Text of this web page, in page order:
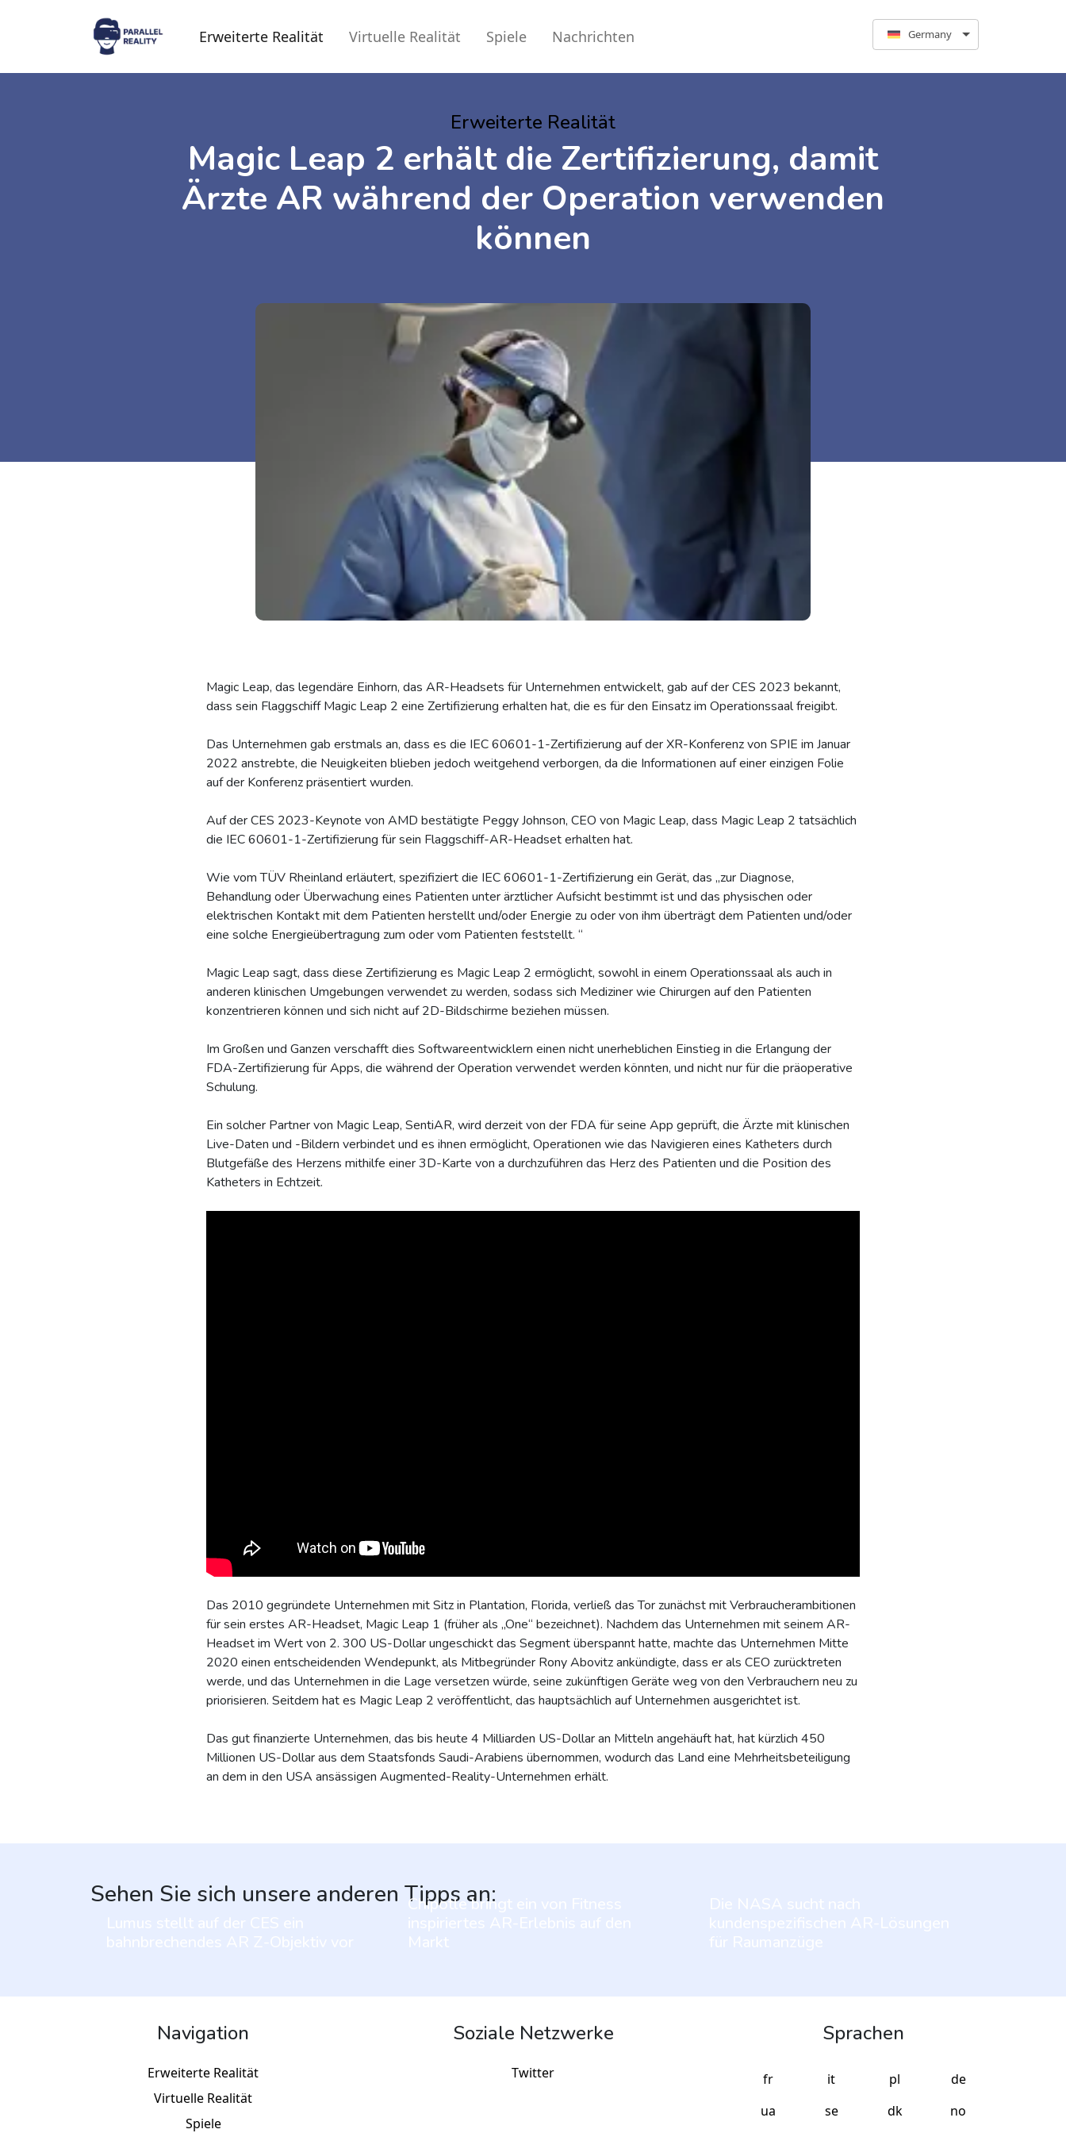
Erweiterte Realität Virtuelle Realität Spiele Nachrichten Germany
Erweiterte Realität
Magic Leap 2 erhält die Zertifizierung, damit
Ärzte AR während der Operation verwenden
können
Magic Leap, das legendäre Einhorn, das AR-Headsets für Unternehmen entwickelt, gab auf der CES 2023 bekannt,
dass sein Flaggschiff Magic Leap 2 eine Zertifizierung erhalten hat, die es für den Einsatz im Operationssaal freigibt.
Das Unternehmen gab erstmals an, dass es die IEC 60601-1-Zertifizierung auf der XR-Konferenz von SPIE im Januar
2022 anstrebte, die Neuigkeiten blieben jedoch weitgehend verborgen, da die Informationen auf einer einzigen Folie
auf der Konferenz präsentiert wurden.
Auf der CES 2023-Keynote von AMD bestätigte Peggy Johnson, CEO von Magic Leap, dass Magic Leap 2 tatsächlich
die IEC 60601-1-Zertifizierung für sein Flaggschiff-AR-Headset erhalten hat.
Wie vom TÜV Rheinland erläutert, spezifiziert die IEC 60601-1-Zertifizierung ein Gerät, das „zur Diagnose,
Behandlung oder Überwachung eines Patienten unter ärztlicher Aufsicht bestimmt ist und das physischen oder
elektrischen Kontakt mit dem Patienten herstellt und/oder Energie zu oder von ihm überträgt dem Patienten und/oder
eine solche Energieübertragung zum oder vom Patienten feststellt. “
Magic Leap sagt, dass diese Zertifizierung es Magic Leap 2 ermöglicht, sowohl in einem Operationssaal als auch in
anderen klinischen Umgebungen verwendet zu werden, sodass sich Mediziner wie Chirurgen auf den Patienten
konzentrieren können und sich nicht auf 2D-Bildschirme beziehen müssen.
Im Großen und Ganzen verschafft dies Softwareentwicklern einen nicht unerheblichen Einstieg in die Erlangung der
FDA-Zertifizierung für Apps, die während der Operation verwendet werden könnten, und nicht nur für die präoperative
Schulung.
Ein solcher Partner von Magic Leap, SentiAR, wird derzeit von der FDA für seine App geprüft, die Ärzte mit klinischen
Live-Daten und -Bildern verbindet und es ihnen ermöglicht, Operationen wie das Navigieren eines Katheters durch
Blutgefäße des Herzens mithilfe einer 3D-Karte von a durchzuführen das Herz des Patienten und die Position des
Katheters in Echtzeit.
Das 2010 gegründete Unternehmen mit Sitz in Plantation, Florida, verließ das Tor zunächst mit Verbraucherambitionen
für sein erstes AR-Headset, Magic Leap 1 (früher als „One“ bezeichnet). Nachdem das Unternehmen mit seinem AR-
Headset im Wert von 2. 300 US-Dollar ungeschickt das Segment überspannt hatte, machte das Unternehmen Mitte
2020 einen entscheidenden Wendepunkt, als Mitbegründer Rony Abovitz ankündigte, dass er als CEO zurücktreten
werde, und das Unternehmen in die Lage versetzen würde, seine zukünftigen Geräte weg von den Verbrauchern neu zu
priorisieren. Seitdem hat es Magic Leap 2 veröffentlicht, das hauptsächlich auf Unternehmen ausgerichtet ist.
Das gut finanzierte Unternehmen, das bis heute 4 Milliarden US-Dollar an Mitteln angehäuft hat, hat kürzlich 450
Millionen US-Dollar aus dem Staatsfonds Saudi-Arabiens übernommen, wodurch das Land eine Mehrheitsbeteiligung
an dem in den USA ansässigen Augmented-Reality-Unternehmen erhält.
Sehen Sie sich unsere anderen Tipps an:Chipotle bringt ein von Fitness
Navigation
Erweiterte Realität
Virtuelle Realität
Spiele
Soziale Netzwerke
Twitter
Sprachen
fr it pl
de
ua
se dk no